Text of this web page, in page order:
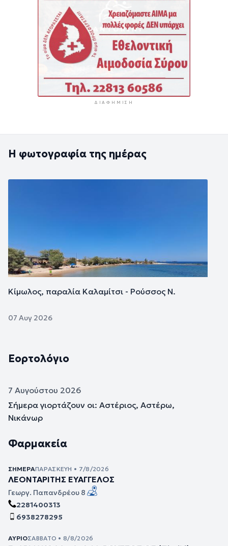
ΔΙΑΦΉΜΙΣΗ
Η φωτογραφία της ημέρας
Κίμωλος, παραλία Καλαμίτσι - Ρούσσος Ν.
07 Αυγ 2026
Εορτολόγιο
7 Αυγούστου 2026
Σήμερα γιορτάζουν οι: Αστέριος, Αστέρω,
Νικάνωρ
Φαρμακεία
ΣΉΜΕΡΑΠΑΡΑΣΚΕΥΉ • 7/8/2026
ΛΕΟΝΤΑΡΙΤΗΣ ΕΥΑΓΓΕΛΟΣ
Γεωργ. Παπανδρέου 8
2281400313
6938278295
ΑΎΡΙΟΣΆΒΒΑΤΟ • 8/8/2026